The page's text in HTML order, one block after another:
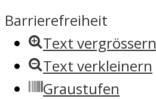
Barrierefreiheit
Text vergrössern
Text verkleinern
Graustufen